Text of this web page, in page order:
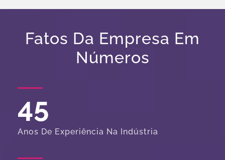
Fatos Da Empresa Em
Números
45
Anos De Experiência Na Indústria